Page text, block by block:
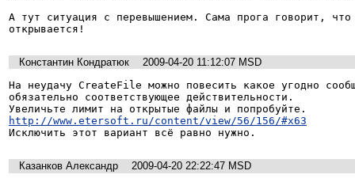
А тут ситуация с перевышением. Сама прога говорит, что
открывается!
Константин Кондратюк
2009-04-20 11:12:07 MSD
На неудачу CreateFile можно повесить какое угодно
обязательно соответствующее действительности.
http://www.etersoft.ru/content/view/56/156/#x63
Исключить этот вариант всё равно нужно.
Казанков Александр
2009-04-20 22:22:47 MSD